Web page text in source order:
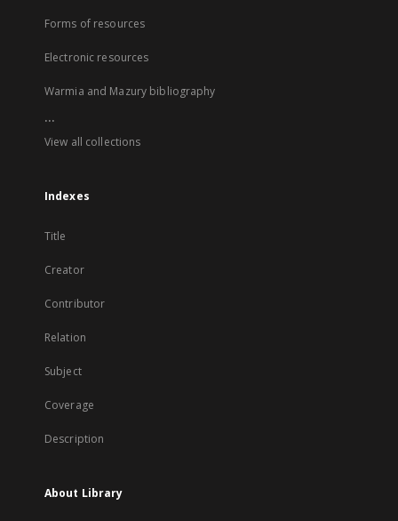
Forms of resources
Electronic resources
Warmia and Mazury bibliography
...
View all collections
Indexes
Title
Creator
Contributor
Relation
Subject
Coverage
Description
About Library